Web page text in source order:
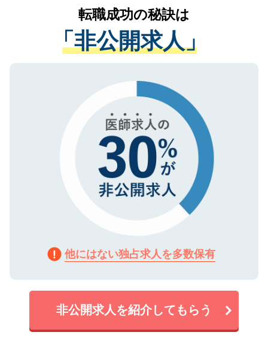
は、個人情報の取り扱いについての厳密な
管理基準を満たした事業者のみに付与され
る、プライバシーマークを取得済みです。
で、機密保持に関してもご安心ください。
かがいして、現在の医療機関の状況や紹介
経験をまじえながら、適切なアドバイスを
させていただきます。すぐにご転職をされ
ない方には、長期的なサポートが可能です
ので、まずはご登録ください。
転職成功の秘訣は
「非公開求人」
他にはない独占求人を多数保有
非公開求人を紹介してもらう